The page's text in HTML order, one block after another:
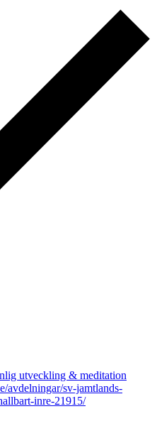
utveckling & meditation
avdelningar/sv-jamtlands-
inre-21915/